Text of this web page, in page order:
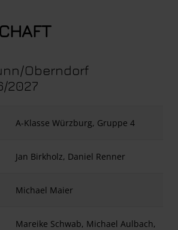
Oberndorf
2027
A-Klasse Würzburg, Gruppe 4
Jan Birkholz, Daniel Renner
Michael Maier
Mareike Schwab, Michael Aulbach,